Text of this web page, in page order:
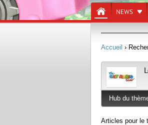
NEWS
Accueil ›
Hub du
Articles pour le